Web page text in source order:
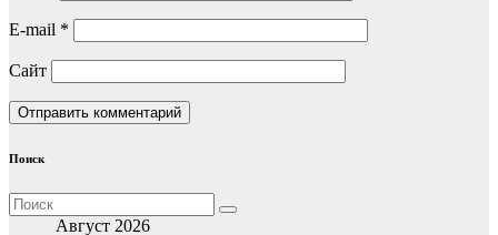
E-mail *
Сайт
Поиск
Август 2026